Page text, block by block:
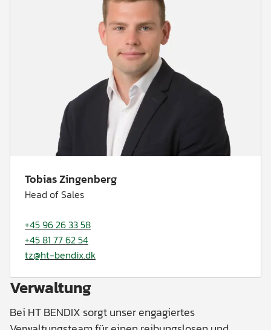
Tobias Zingenberg
Head of Sales
+45 96 26 33 58
+45 81 77 62 54
tz@ht-bendix.dk
Verwaltung
Bei HT BENDIX sorgt unser engagiertes